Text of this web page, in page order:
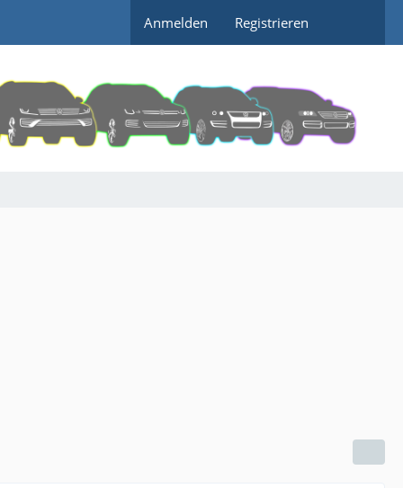
Anmelden Registrieren